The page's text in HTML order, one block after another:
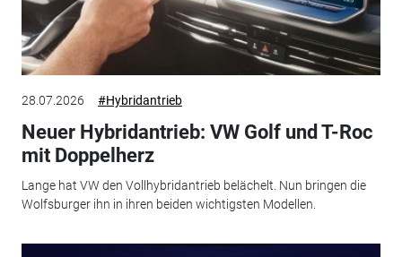
28.07.2026 #Hybridantrieb
Neuer Hybridantrieb: VW Golf und T-Roc
mit Doppelherz
Lange hat VW den Vollhybridantrieb belächelt. Nun bringen die
Wolfsburger ihn in ihren beiden wichtigsten Modellen.